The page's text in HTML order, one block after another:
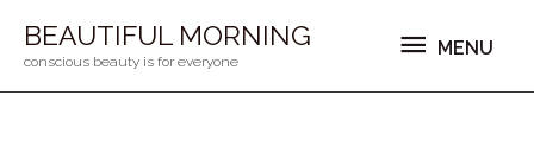
naarBEAUTIFUL MORNING
conscious beauty is for everyone
MENU
MENU